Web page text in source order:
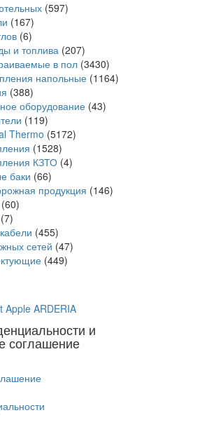
(597)
(167)
(6)
и топлива (207)
в пол (3430)
напольные (1164)
(388)
оборудование (43)
(119)
Thermo (5172)
(1528)
КЗТО (4)
баки (66)
продукция (146)
(60)
(7)
(455)
сетей (47)
(449)
Apple ARDERIA
и
соглашение